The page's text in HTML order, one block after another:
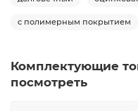
с полимерным покрытием
Комплектующие
посмотреть